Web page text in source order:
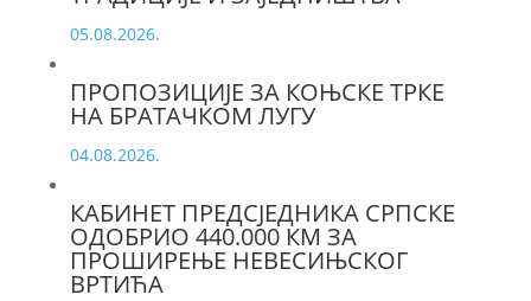
05.08.2026.
ПРОПОЗИЦИЈЕ ЗА КОЊСКЕ ТРКЕ
НА БРАТАЧКОМ ЛУГУ
04.08.2026.
КАБИНЕТ ПРЕДСЈЕДНИКА СРПСКЕ
ОДОБРИО 440.000 КМ ЗА
ПРОШИРЕЊЕ НЕВЕСИЊСКОГ
ВРТИЋА